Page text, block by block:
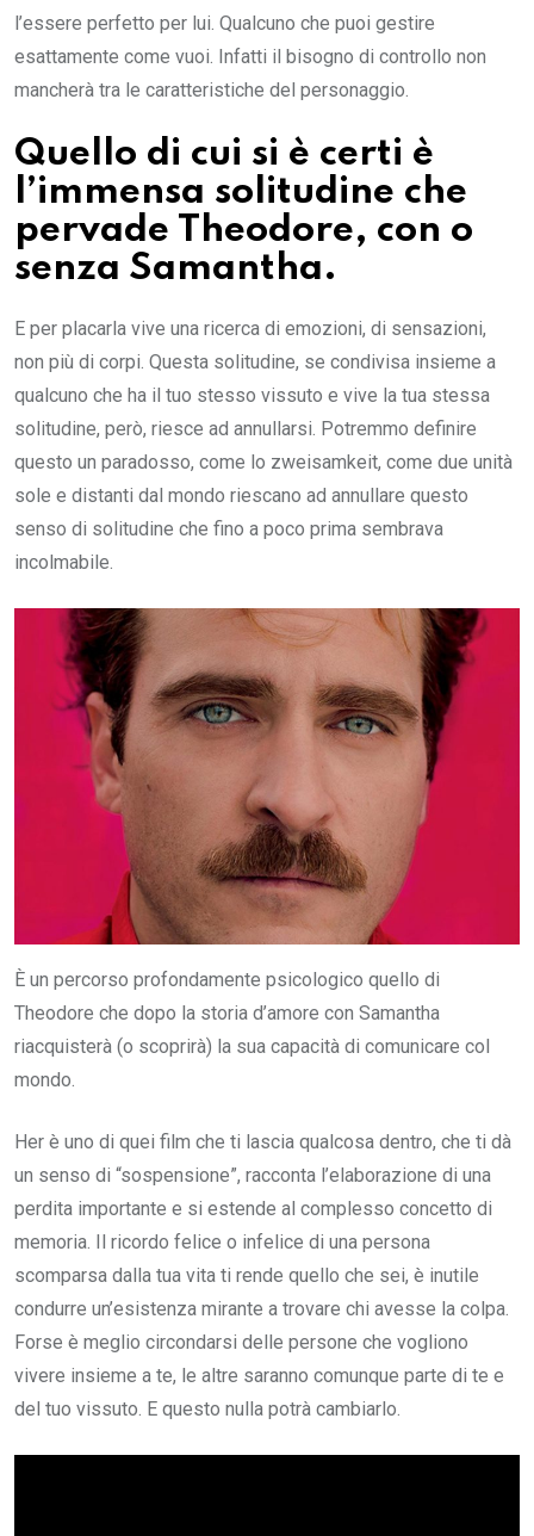
l’essere perfetto per lui. Qualcuno che puoi gestire
esattamente come vuoi. Infatti il bisogno di controllo non
mancherà tra le caratteristiche del personaggio.
Quello di cui si è certi è
l’immensa solitudine che
pervade Theodore, con o
senza Samantha.
E per placarla vive una ricerca di emozioni, di sensazioni,
non più di corpi. Questa solitudine, se condivisa insieme a
qualcuno che ha il tuo stesso vissuto e vive la tua stessa
solitudine, però, riesce ad annullarsi. Potremmo definire
questo un paradosso, come lo zweisamkeit, come due unità
sole e distanti dal mondo riescano ad annullare questo
senso di solitudine che fino a poco prima sembrava
incolmabile.
È un percorso profondamente psicologico quello di
Theodore che dopo la storia d’amore con Samantha
riacquisterà (o scoprirà) la sua capacità di comunicare col
mondo.
Her è uno di quei film che ti lascia qualcosa dentro, che ti dà
un senso di “sospensione”, racconta l’elaborazione di una
perdita importante e si estende al complesso concetto di
memoria. Il ricordo felice o infelice di una persona
scomparsa dalla tua vita ti rende quello che sei, è inutile
condurre un’esistenza mirante a trovare chi avesse la colpa.
Forse è meglio circondarsi delle persone che vogliono
vivere insieme a te, le altre saranno comunque parte di te e
del tuo vissuto. E questo nulla potrà cambiarlo.